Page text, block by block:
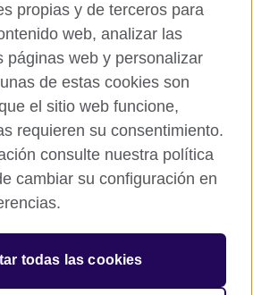
condiciones de uso
organisation for cultural
opportunities.
propias y de terceros para
web, analizar las
páginas web y personalizar
de estas cookies son
el sitio web funcione,
requieren su consentimiento.
consulte nuestra política
cambiar su configuración en
todas las cookies